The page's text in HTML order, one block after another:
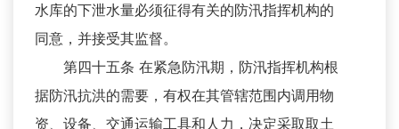
水库的下泄水量必须征得有关的防汛指挥机构的
同意，并接受其监督。
第四十五条 在紧急防汛期，防汛指挥机构根
据防汛抗洪的需要，有权在其管辖范围内调用物
资、设备、交通运输工具和人力，决定采取取土